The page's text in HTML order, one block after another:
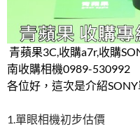
青蘋果3C,收購a7r,收購
南收購相機0989-530992
各位好，這次是介紹
1.單眼相機初步估價